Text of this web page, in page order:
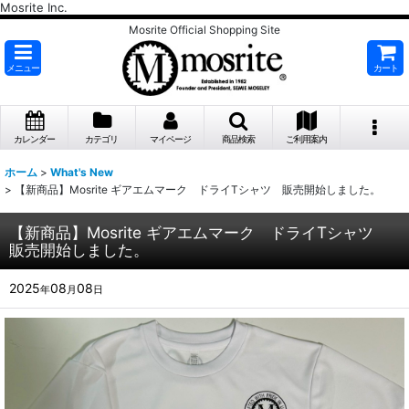
Mosrite Inc.
Mosrite Official Shopping Site
メニュー カート
カレンダー カテゴリ マイページ 商品検索 ご利用案内
ホーム > What's New
>
【新商品】Mosrite ギアエムマーク ドライTシャツ 販売開始しました。
【新商品】Mosrite ギアエムマーク ドライTシャツ
販売開始しました。
2025年08 月08日